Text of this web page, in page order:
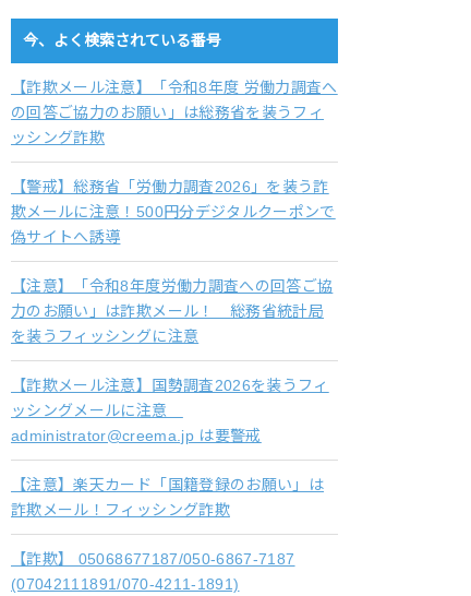
今、よく検索されている番号
【詐欺メール注意】「令和8年度 労働力調査へ
の回答ご協力のお願い」は総務省を装うフィ
ッシング詐欺
【警戒】総務省「労働力調査2026」を装う詐
欺メールに注意！500円分デジタルクーポンで
偽サイトへ誘導
【注意】「令和8年度労働力調査への回答ご協
力のお願い」は詐欺メール！ 総務省統計局
を装うフィッシングに注意
【詐欺メール注意】国勢調査2026を装うフィ
ッシングメールに注意
administrator@creema.jp は要警戒
【注意】楽天カード「国籍登録のお願い」は
詐欺メール！フィッシング詐欺
【詐欺】 05068677187/050-6867-7187
(07042111891/070-4211-1891)